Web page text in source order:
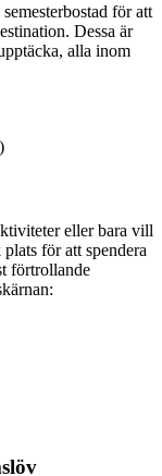
för att
Dessa är
alla inom
eller bara vill
för att spendera
förtrollande